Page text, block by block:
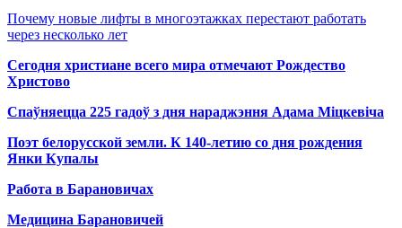
Почему новые лифты в многоэтажках перестают работать
через несколько лет
Сегодня христиане всего мира отмечают Рождество
Христово
Спаўняецца 225 гадоў з дня нараджэння Адама Міцкевіча
Поэт белорусской земли. К 140-летию со дня рождения
Янки Купалы
Работа в Барановичах
Медицина Барановичей